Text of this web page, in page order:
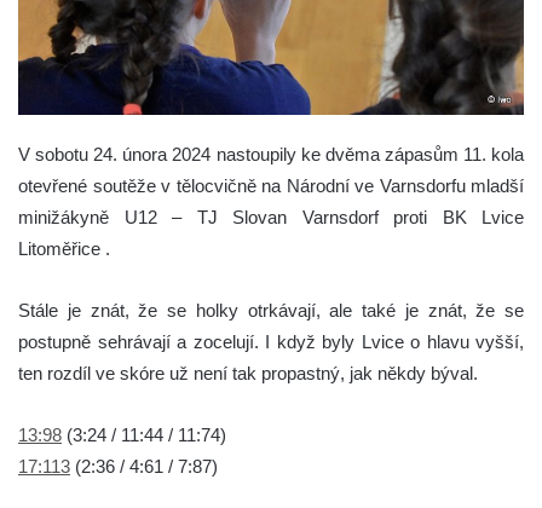
V sobotu 24. února 2024 nastoupily ke dvěma zápasům 11. kola
otevřené soutěže v tělocvičně na Národní ve Varnsdorfu mladší
minižákyně U12 – TJ Slovan Varnsdorf proti BK Lvice
Litoměřice .
Stále je znát, že se holky otrkávají, ale také je znát, že se
postupně sehrávají a zocelují. I když byly Lvice o hlavu vyšší,
ten rozdíl ve skóre už není tak propastný, jak někdy býval.
13:98 (3:24 / 11:44 / 11:74)
17:113 (2:36 / 4:61 / 7:87)